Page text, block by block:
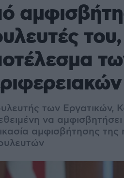
των Εργατικών,
να
αμφισβήτησης